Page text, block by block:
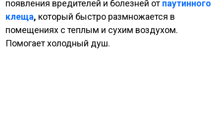
появления вредителей и болезней от паутинного
клеща, который быстро размножается в
помещениях с теплым и сухим воздухом.
Помогает холодный душ.